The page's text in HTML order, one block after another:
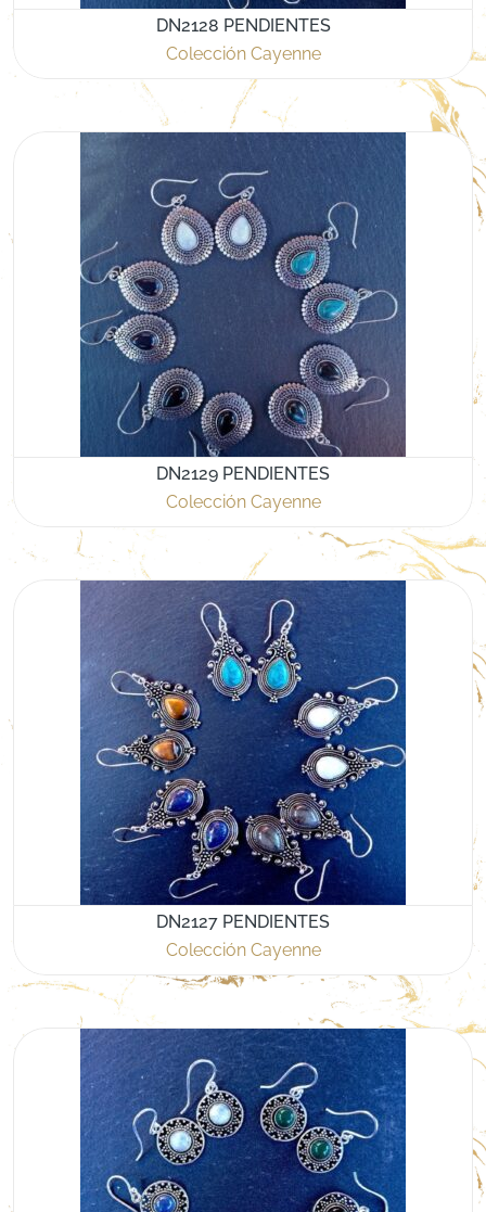
DN2128 PENDIENTES
Colección Cayenne
DN2129 PENDIENTES
Colección Cayenne
DN2127 PENDIENTES
Colección Cayenne